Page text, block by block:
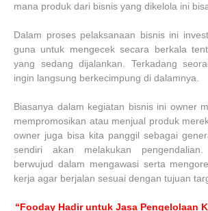
mana produk dari bisnis yang dikelola ini
Dalam proses pelaksanaan bisnis ini
guna untuk mengecek secara berkala
yang sedang dijalankan. Terkadang
ingin langsung berkecimpung di dalamnya.
Biasanya dalam kegiatan bisnis ini owner
mempromosikan atau menjual produk
owner juga bisa kita panggil sebagai
sendiri akan melakukan
berwujud dalam mengawasi serta
kerja agar berjalan sesuai dengan tujuan
“Fooday Hadir untuk Jasa Pengelolaan